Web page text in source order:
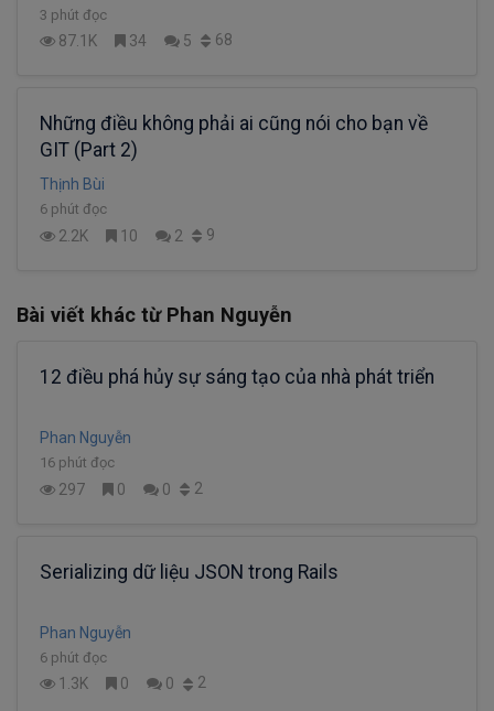
3 phút đọc
87.1K 34 5 68
Những điều không phải ai cũng nói cho bạn về
GIT (Part 2)
Thịnh Bùi
6 phút đọc
2.2K 10 2 9
Bài viết khác từ Phan Nguyễn
12 điều phá hủy sự sáng tạo của nhà phát triển
Phan Nguyễn
16 phút đọc
297 0 0 2
Serializing dữ liệu JSON trong Rails
Phan Nguyễn
6 phút đọc
1.3K 0 0 2